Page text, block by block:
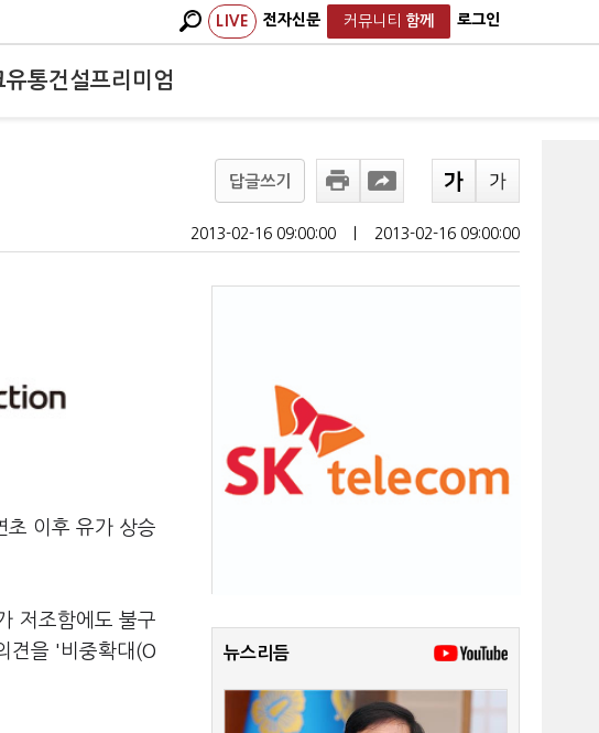
LIVE 전자신문 커뮤니티 함께 로그인
유통건설프리미엄
답글쓰기
2013-02-16 09:00:00 2013-02-16 09:00:00
초 이후 유가 상승
저조함에도 불구
견을 '비중확대(O
뉴스리듬